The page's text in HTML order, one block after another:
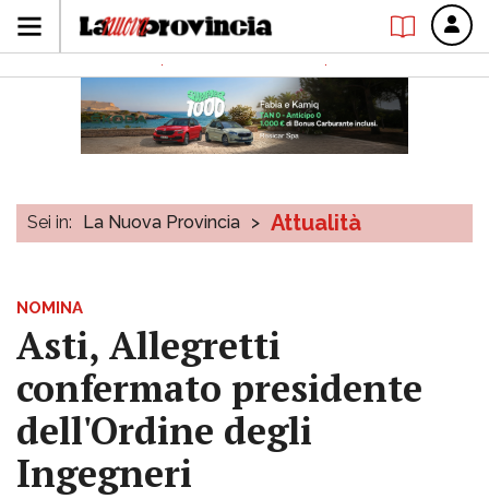
Sei in: La Nuova Provincia > Attualità
NOMINA
Asti, Allegretti
confermato presidente
dell'Ordine degli
Ingegneri